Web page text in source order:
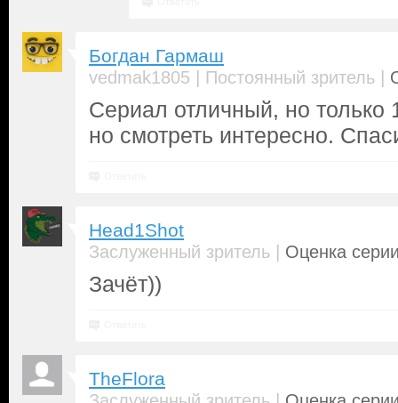
Богдан Гармаш
vedmak1805 | Постоянный зритель |
Сериал отличный, но только
но смотреть интересно.
Head1Shot
Заслуженный зритель | Оценка
Зачёт))
TheFlora